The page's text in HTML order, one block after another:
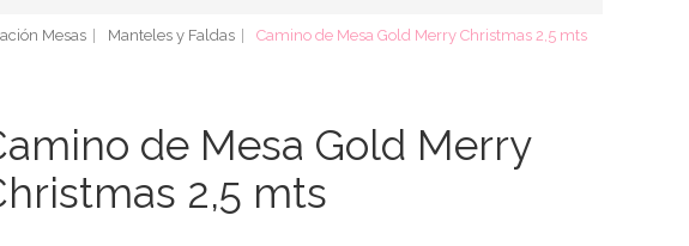
Mesas Manteles y Faldas Camino de Mesa Gold Merry Christmas 2,5 mts
de Mesa Gold Merry
2,5 mts